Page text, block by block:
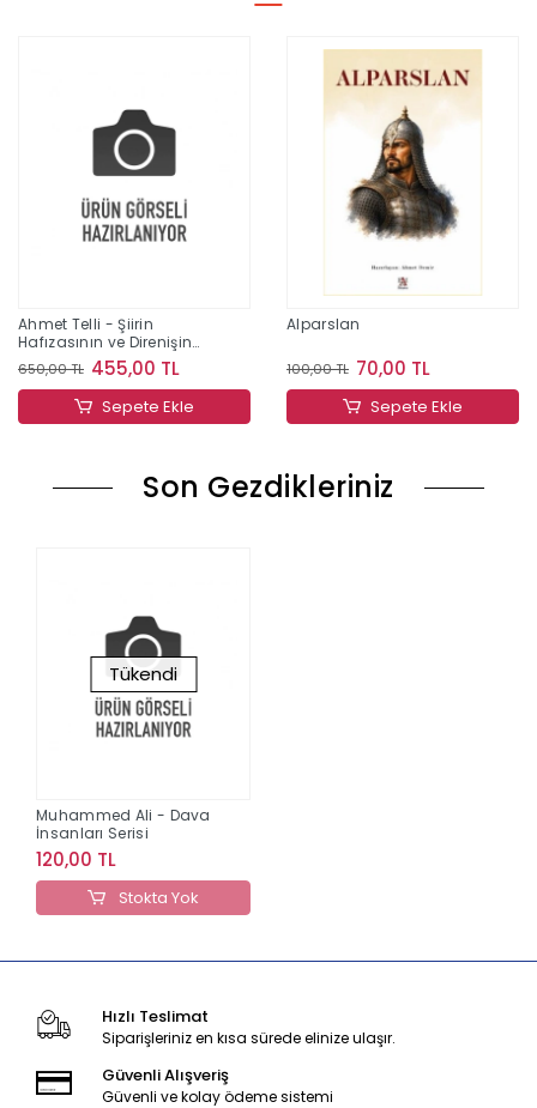
Ahmet Telli - Şiirin
Hafızasının ve Direnişin
İzinde Bir Yaşam
650,00 TL 455,00 TL
Sepete Ekle
Alparslan
100,00 TL 70,00 TL
Sepete Ekle
Son Gezdikleriniz
Tükendi
Muhammed Ali - Dava
İnsanları Serisi
120,00 TL
Stokta Yok
Hızlı Teslimat
Siparişleriniz en kısa sürede elinize ulaşır.
Güvenli Alışveriş
Güvenli ve kolay ödeme sistemi